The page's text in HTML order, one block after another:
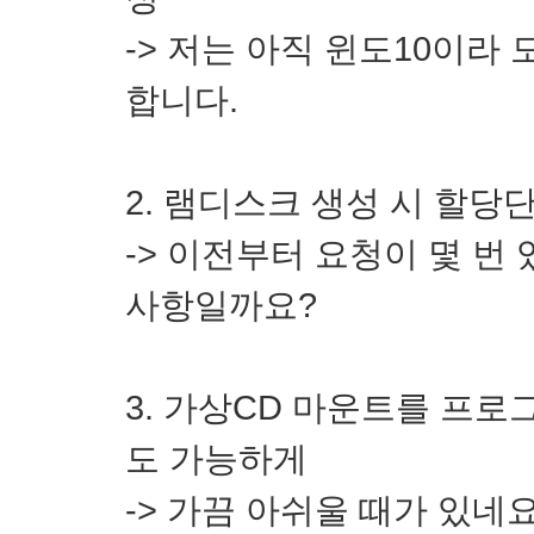
-> 저는 아직 윈도10이라
합니다.
2. 램디스크 생성 시 할당
-> 이전부터 요청이 몇 번
사항일까요?
3. 가상CD 마운트를 프로
도 가능하게
-> 가끔 아쉬울 때가 있네